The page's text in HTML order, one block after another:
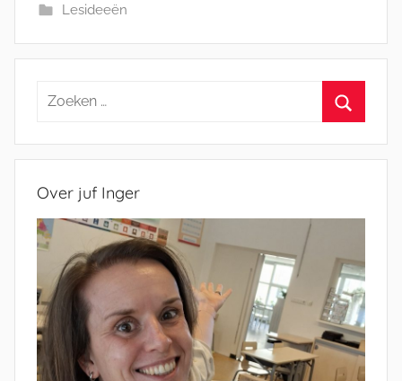
Lesideeën
Zoeken
Over juf Inger